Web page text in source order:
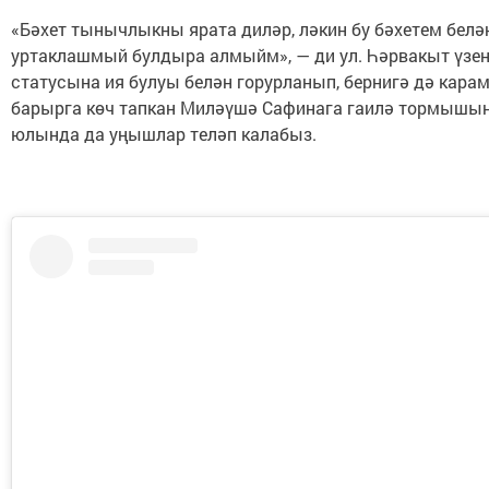
«Бәхет тынычлыкны ярата диләр, ләкин бу бәхетем
уртаклашмый булдыра алмыйм», — ди ул. Һәрвакыт
статусына ия булуы белән горурланып, бернигә дә
барырга көч тапкан Миләүшә Сафинага гаилә
юлында да уңышлар теләп калабыз.